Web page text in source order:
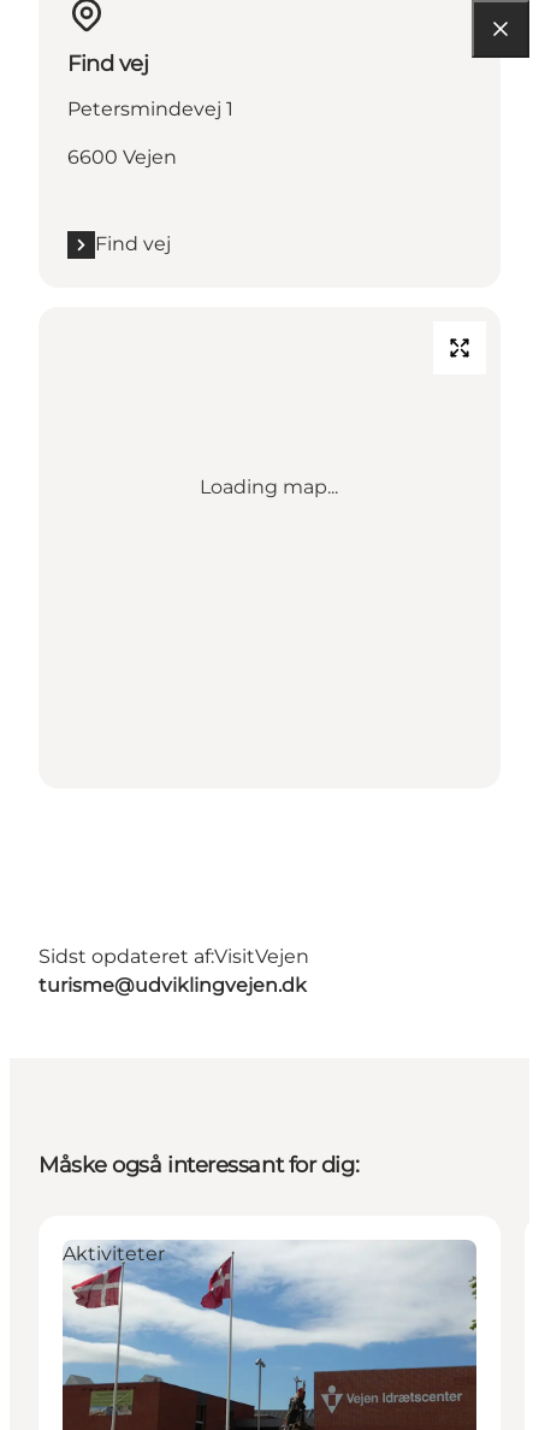
Find vej
Petersmindevej 1
6600 Vejen
Find vej
Loading map...
Sidst opdateret af:VisitVejen
turisme@udviklingvejen.dk
Måske også interessant for dig:
Aktiviteter